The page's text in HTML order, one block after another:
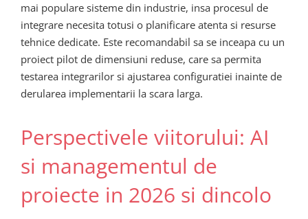
mai populare sisteme din industrie, insa procesul de
integrare necesita totusi o planificare atenta si resurse
tehnice dedicate. Este recomandabil sa se inceapa cu un
proiect pilot de dimensiuni reduse, care sa permita
testarea integrarilor si ajustarea configuratiei inainte de
derularea implementarii la scara larga.
Perspectivele viitorului: AI
si managementul de
proiecte in 2026 si dincolo